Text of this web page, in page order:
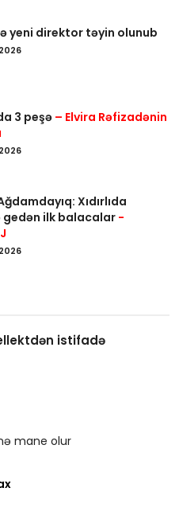
yeni direktor təyin olunub
3 peşə– Elvira Rəfizadənin
Xıdırlıda
gedən ilk balacalar -
istifadə
mane olur